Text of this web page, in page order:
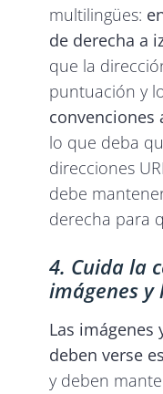
multilingües:
de derecha a
que la
puntuación y
convenciones
lo que deba
direcciones
debe
derecha para
4. Cuida la
imágenes y
Las imágenes
deben verse
y deben